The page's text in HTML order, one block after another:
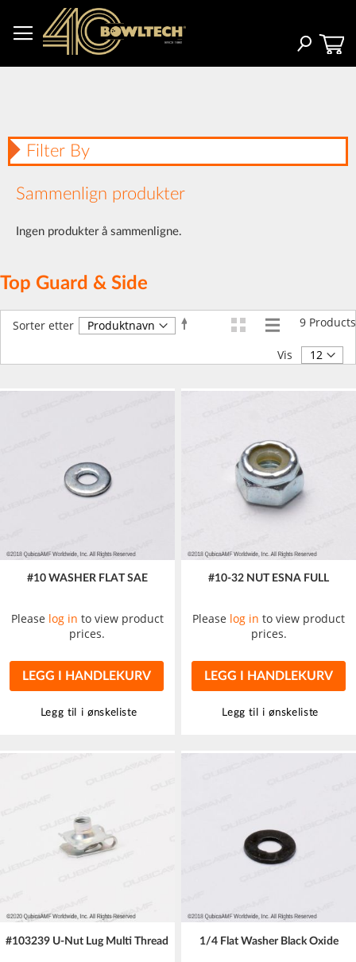
innhold
Søk
Top Guard & Side
9 Products
Sorter etter
Angi
Vis
#10 WASHER FLAT SAE
Please log in to view product
prices.
LEGG I HANDLEKURV
Legg til i ønskeliste
#10-32 NUT ESNA FULL
Please log in to view product
prices.
LEGG I HANDLEKURV
Legg til i ønskeliste
#103239 U-Nut Lug Multi Thread 1/4 Flat Washer Black Oxide
Filter By
Sammenlign produkter
Ingen produkter å sammenligne.